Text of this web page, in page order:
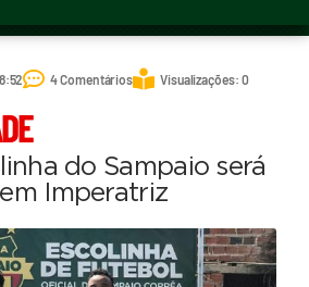
4 Comentários Visualizações: 0
do Sampaio será
Imperatriz